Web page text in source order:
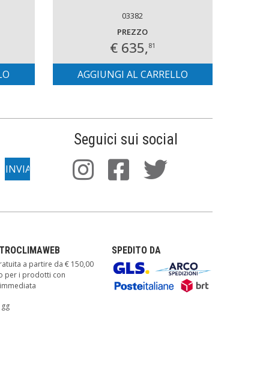
03382
PREZZO
€ 635,81
AGGIUNGI AL CARRELLO
Seguici sui social
a partire da € 150,00
per i prodotti con
SPEDITO DA